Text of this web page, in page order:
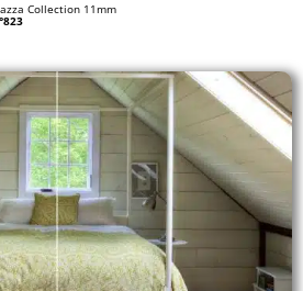
Collection 11mm